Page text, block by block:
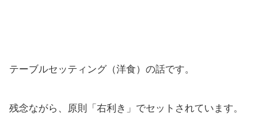
テーブルセッティング（洋食）の話です。
残念ながら、原則「右利き」でセットされています。